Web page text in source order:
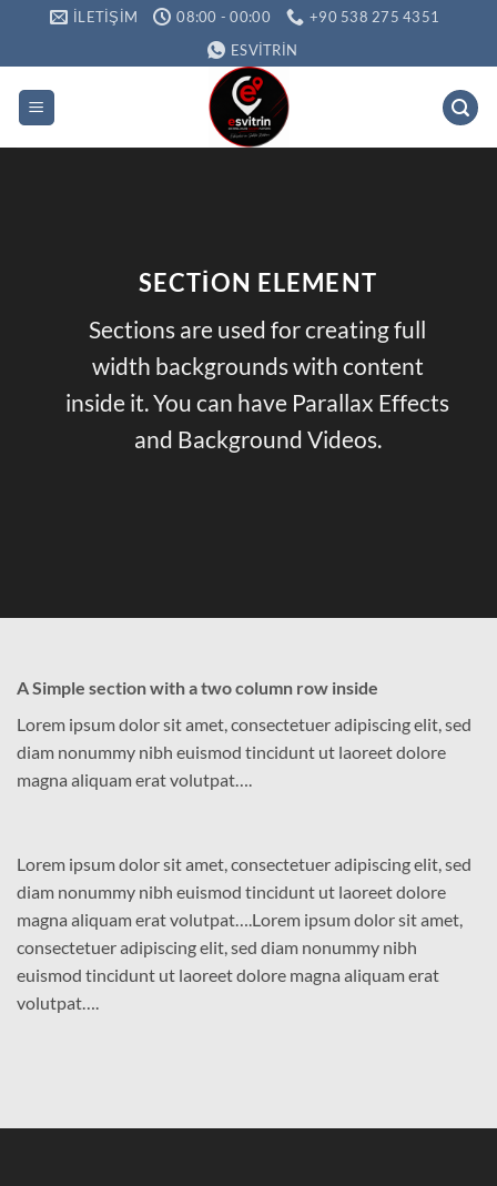
İLETIŞIM 08:00 - 00:00
+90 538 275 4351
ESVITRIN
SECTION ELEMENT
Sections are used for creating full
width backgrounds with content
inside it. You can have Parallax Effects
and Background Videos.
A Simple section with a two column row inside
Lorem ipsum dolor sit amet, consectetuer adipiscing elit, sed
diam nonummy nibh euismod tincidunt ut laoreet dolore
magna aliquam erat volutpat….
Lorem ipsum dolor sit amet, consectetuer adipiscing elit, sed
diam nonummy nibh euismod tincidunt ut laoreet dolore
magna aliquam erat volutpat….Lorem ipsum dolor sit amet,
consectetuer adipiscing elit, sed diam nonummy nibh
euismod tincidunt ut laoreet dolore magna aliquam erat
volutpat….